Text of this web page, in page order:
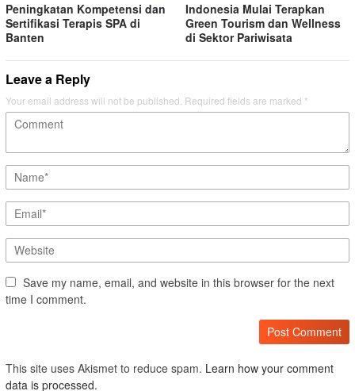
Peningkatan Kompetensi dan
Sertifikasi Terapis SPA di
Banten
Indonesia Mulai Terapkan
Green Tourism dan Wellness
di Sektor Pariwisata
Leave a Reply
Your email address will not be published. Required fields are marked *
Save my name, email, and website in this browser for the next
time I comment.
This site uses Akismet to reduce spam. Learn how your comment
data is processed.